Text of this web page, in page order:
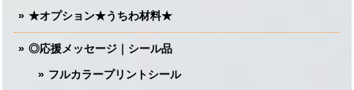
★オプション★うちわ材料★
◎応援メッセージ｜シール品
フルカラープリントシール